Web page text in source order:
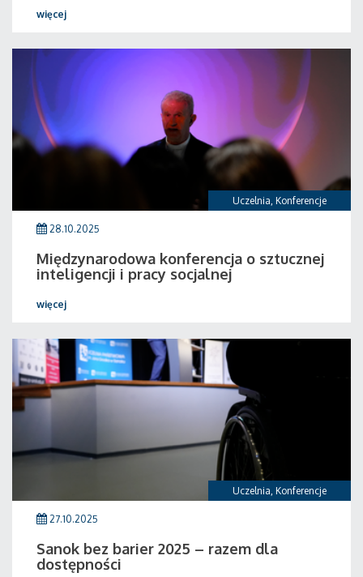
więcej
Uczelnia, Konferencje
28.10.2025
Międzynarodowa konferencja o sztucznej
inteligencji i pracy socjalnej
więcej
Uczelnia, Konferencje
27.10.2025
Sanok bez barier 2025 – razem dla
dostępności